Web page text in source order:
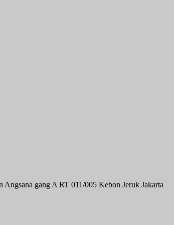
Angsana gang A RT 011/005 Kebon Jeruk Jakarta